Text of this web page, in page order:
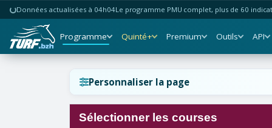
Données actualisées à 04h04Le programme PMU complet, plus de 60
Programme Quinté+ Premium Outils API
Personnaliser la page
Sélectionner les courses
Réinitialiser l'affichage ?